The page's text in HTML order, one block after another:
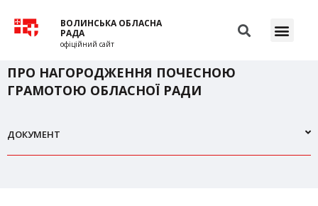
ВОЛИНСЬКА ОБЛАСНА
РАДА
офіційний сайт
ПРО НАГОРОДЖЕННЯ ПОЧЕСНОЮ
ГРАМОТОЮ ОБЛАСНОЇ РАДИ
ДОКУМЕНТ